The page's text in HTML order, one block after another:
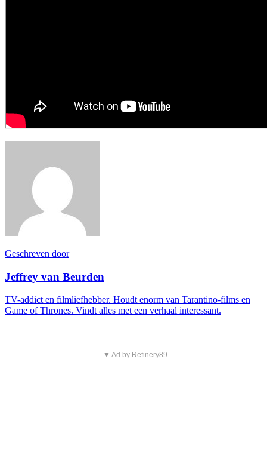
Geschreven door
Jeffrey van Beurden
TV-addict en filmliefhebber. Houdt enorm van Tarantino-films en
Game of Thrones. Vindt alles met een verhaal interessant.
▼ Ad by Refinery89